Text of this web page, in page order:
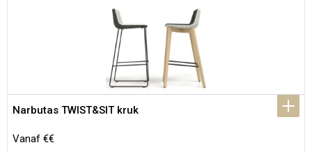
Narbutas TWIST&SIT kruk
Vanaf €€